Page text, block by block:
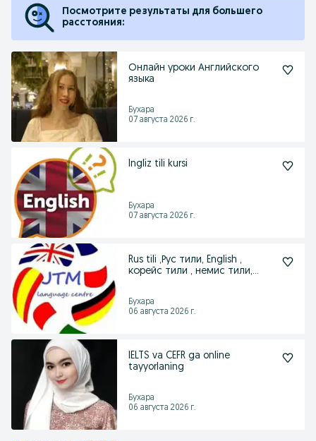
Посмотрите результаты для большего
расстояния:
Онлайн уроки Английского
языка
Бухара
07 августа 2026 г.
Ingliz tili kursi
Бухара
07 августа 2026 г.
Rus tili ,Рус тили, English ,
корейс тили , немис тили,
Бухара
06 августа 2026 г.
IELTS va CEFR ga online
tayyorlaning
Бухара
06 августа 2026 г.